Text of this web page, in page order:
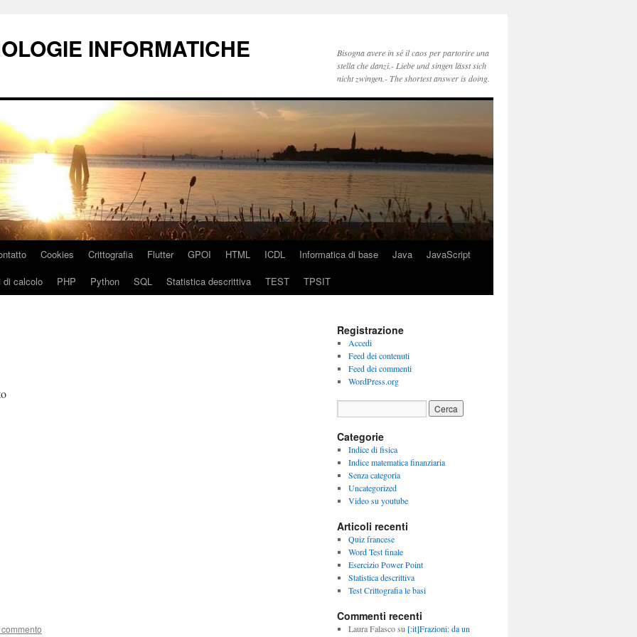
INFORMATICHE
Bisogna avere in sé il caos per partorire una
stella che danzi.- Liebe und singen lässt sich
nicht zwingen.- The shortest answer is doing.
Cookies Crittografia Flutter GPOI HTML ICDL Informatica di base Java
JavaScript
di calcolo PHP Python SQL Statistica descrittiva TEST TPSIT
Registrazione
Accedi
Feed dei contenuti
Feed dei commenti
WordPress.org
Categorie
Indice di fisica
Indice matematica finanziaria
Senza categoria
Uncategorized
Video su youtube
Articoli recenti
Quiz francese
Word Test finale
Esercizio Power Point
Statistica descrittiva
Test Crittografia le basi
Commenti recenti
Laura Falascosu [:it]Frazioni: da un